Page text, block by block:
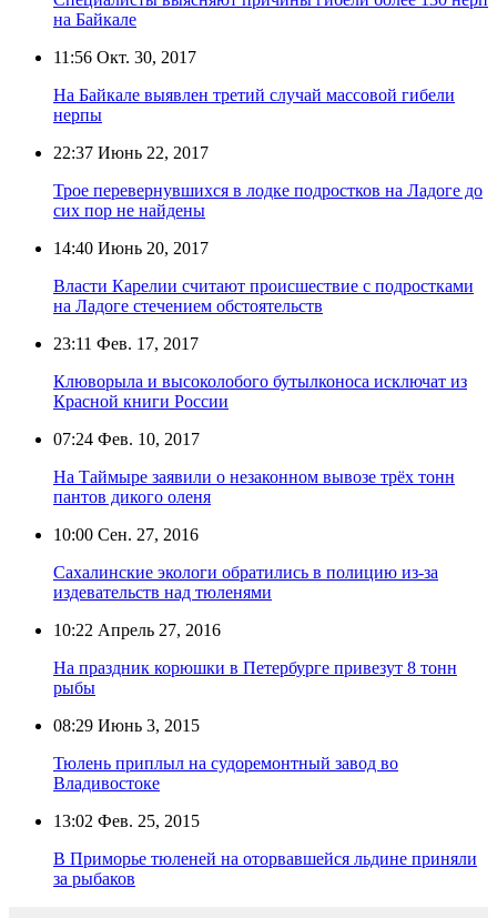
на Байкале
11:56 Окт. 30, 2017
На Байкале выявлен третий случай массовой гибели
нерпы
22:37 Июнь 22, 2017
Трое перевернувшихся в лодке подростков на Ладоге до
сих пор не найдены
14:40 Июнь 20, 2017
Власти Карелии считают происшествие с подростками
на Ладоге стечением обстоятельств
23:11 Фев. 17, 2017
Клюворыла и высоколобого бутылконоса исключат из
Красной книги России
07:24 Фев. 10, 2017
На Таймыре заявили о незаконном вывозе трёх тонн
пантов дикого оленя
10:00 Сен. 27, 2016
Сахалинские экологи обратились в полицию из-за
издевательств над тюленями
10:22 Апрель 27, 2016
На праздник корюшки в Петербурге привезут 8 тонн
рыбы
08:29 Июнь 3, 2015
Тюлень приплыл на судоремонтный завод во
Владивостоке
13:02 Фев. 25, 2015
В Приморье тюленей на оторвавшейся льдине приняли
за рыбаков